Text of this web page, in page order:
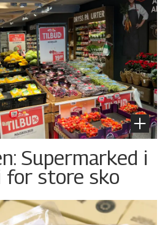
Supermarked i
store sko